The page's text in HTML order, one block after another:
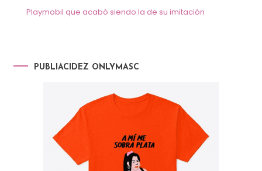
Playmobil que acabó siendo la de su imitación
PUBLIACIDEZ ONLYMASC